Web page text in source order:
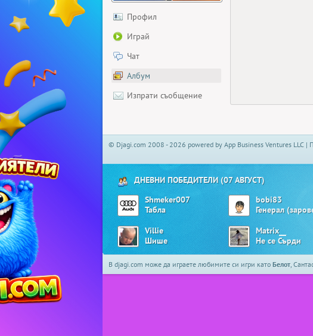
Профил
Играй
Чат
Албум
Изпрати съобщение
© Djagi.com 2008 - 2026 powered by App Business Ventures LLC |
ДНЕВНИ ПОБЕДИТЕЛИ (07 АВГУСТ)
Shmeker007
Табла
bobi83
Генерал
Villie
Шише
Matrix__
Не се Сърди
В djagi.com може да играете любимите си игри като Белот,